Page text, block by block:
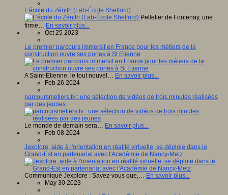
L’école du Zénith (Lab-École Shefford)
Pelletier de Fontenay, une
firme… En savoir plus...
Oct 25 2023
Le premier parcours immersif en France pour les métiers de la
construction ouvre ses portes à St Etienne
A Saint-Étienne, le tout nouvel… En savoir plus...
Feb 26 2024
parcoursmetiers.tv : une sélection de vidéos de trois minutes réalisées
par des jeunes
Le monde de demain sera… En savoir plus...
Feb 08 2024
Jexplore, aide à l'orientation en réalité virtuelle, se déploie dans le
Grand-Est en partenariat avec l'Académie de Nancy-Metz
Communiqué Jexplore : Savez-vous que,… En savoir plus...
May 30 2023